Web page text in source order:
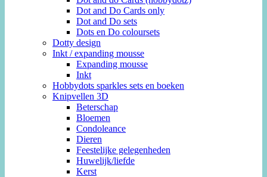
Dot and Do Cards only
Dot and Do sets
Dots en Do coloursets
Dotty design
Inkt / expanding mousse
Expanding mousse
Inkt
Hobbydots sparkles sets en boeken
Knipvellen 3D
Beterschap
Bloemen
Condoleance
Dieren
Feestelijke gelegenheden
Huwelijk/liefde
Kerst